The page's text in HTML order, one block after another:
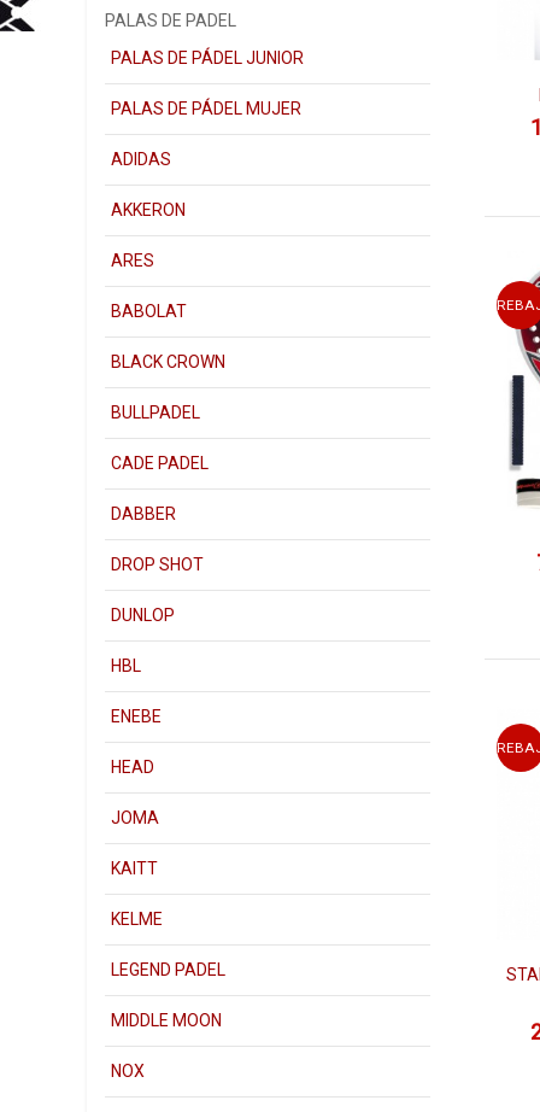
PALAS DE PADEL
PALAS DE PÁDEL JUNIOR
PALAS DE PÁDEL MUJER
ADIDAS
AKKERON
ARES
BABOLAT
BLACK CROWN
BULLPADEL
CADE PADEL
DABBER
DROP SHOT
DUNLOP
HBL
ENEBE
HEAD
JOMA
KAITT
KELME
LEGEND PADEL
MIDDLE MOON
NOX
gran
Este es
¿Qué
Lo más
donde
eres un
medio,
que
Hay un
Según
pala,
y así
Para un